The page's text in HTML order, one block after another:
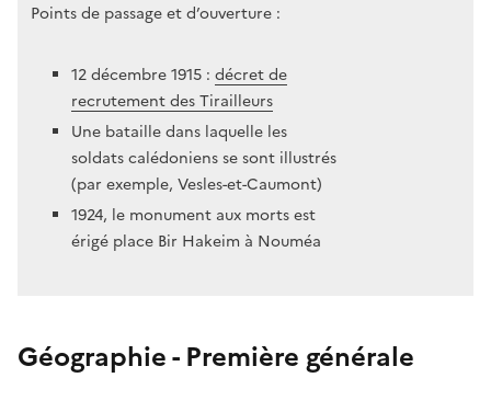
Points de passage et d’ouverture :
12 décembre 1915 : décret de
recrutement des Tirailleurs
Une bataille dans laquelle les
soldats calédoniens se sont illustrés
(par exemple, Vesles-et-Caumont)
1924, le monument aux morts est
érigé place Bir Hakeim à Nouméa
Géographie - Première générale